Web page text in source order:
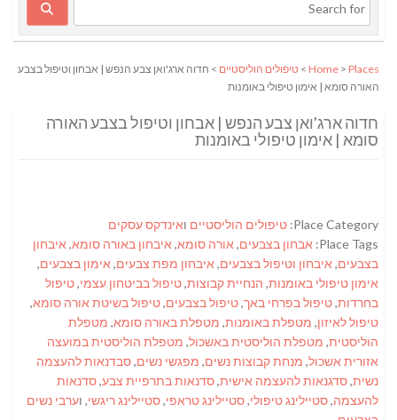
Home > Places
> טיפולים הוליסטיים > חדוה ארג'ואן צבע הנפש | אבחון וטיפול בצבע
האורה סומא | אימון טיפולי באומנות
חדוה ארג'ואן צבע הנפש | אבחון וטיפול בצבע האורה
סומא | אימון טיפולי באומנות
Place Category: טיפולים הוליסטיים ואינדקס עסקים
Place Tags: אבחון בצבעים, אורה סומא, איבחון באורה סומא, איבחון
בצבעים, איבחון וטיפול בצבעים, איבחון מפת צבעים, אימון בצבעים,
אימון טיפולי באומנות, הנחיית קבוצות,טיפול בביטחון עצמי,טיפול
בחרדות,טיפול בפרחי באך,טיפול בצבעים,טיפול בשיטת אורה סומא,
טיפול לאיזון, מטפלת באומנות, מטפלת באורה סומא, מטפלת
הוליסטית, מטפלת הוליסטית באשכול, מטפלת הוליסטית במועצה
אזורית אשכול, מנחת קבוצות נשים, מפגשי נשים,סבדנאות להעצמה
נשית,סדגנאות להעצמה אישית,סדנאות בתרפיית צבע,סדנאות
להעצמה,סטיילינג טיפולי,סטיילינג טראפי,סטיילינג ריגשי, וערבי נשים